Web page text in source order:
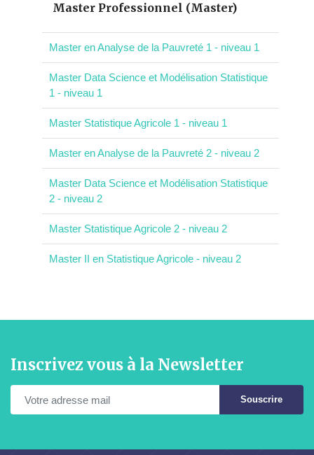
Master Professionnel (Master)
Master en Analyse de la Pauvreté 1 - niveau 1
Master Data Science et Modélisation Statistique
1 - niveau 1
Master Statistique Agricole 1 - niveau 1
Master en Analyse de la Pauvreté 2 - niveau 2
Master Data Science et Modélisation Statistique
2 - niveau 2
Master Statistique Agricole 2 - niveau 2
Master II en Statistique Agricole - niveau 2
Inscrivez vous à la Newsletter
Souscrire